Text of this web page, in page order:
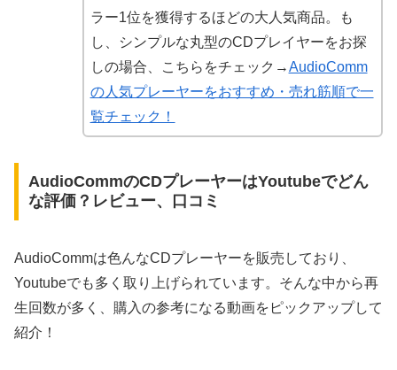
ラー1位を獲得するほどの大人気商品。も
し、シンプルな丸型のCDプレイヤーをお探
しの場合、こちらをチェック→AudioComm
の人気プレーヤーをおすすめ・売れ筋順で一
覧チェック！
AudioCommのCDプレーヤーはYoutubeでどん
な評価？レビュー、口コミ
AudioCommは色んなCDプレーヤーを販売しており、
Youtubeでも多く取り上げられています。そんな中から再
生回数が多く、購入の参考になる動画をピックアップして
紹介！